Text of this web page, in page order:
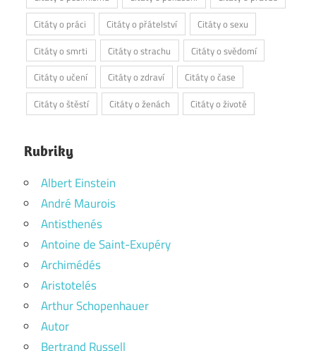
Citáty o práci
Citáty o přátelství
Citáty o sexu
Citáty o smrti
Citáty o strachu
Citáty o svědomí
Citáty o učení
Citáty o zdraví
Citáty o čase
Citáty o štěstí
Citáty o ženách Citáty o životě
Rubriky
Albert Einstein
André Maurois
Antisthenés
Antoine de Saint-Exupéry
Archimédés
Aristotelés
Arthur Schopenhauer
Autor
Bertrand Russell